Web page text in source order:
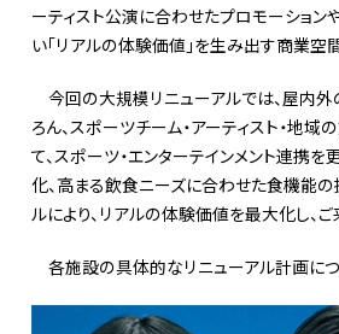
ーティスト公演に合わせたプロモーショ
い「リアルの体験価値」を生み出す商業空
今回の大規模リニューアルでは、屋内
ろん、スポーツチーム・アーティスト・地
て、スポーツ・エンターテインメント連携
化、高まる飲食ニーズに合わせた食機能の
ルにより、リアルの体験価値を最大化し、
各施設の具体的なリニューアル計画に